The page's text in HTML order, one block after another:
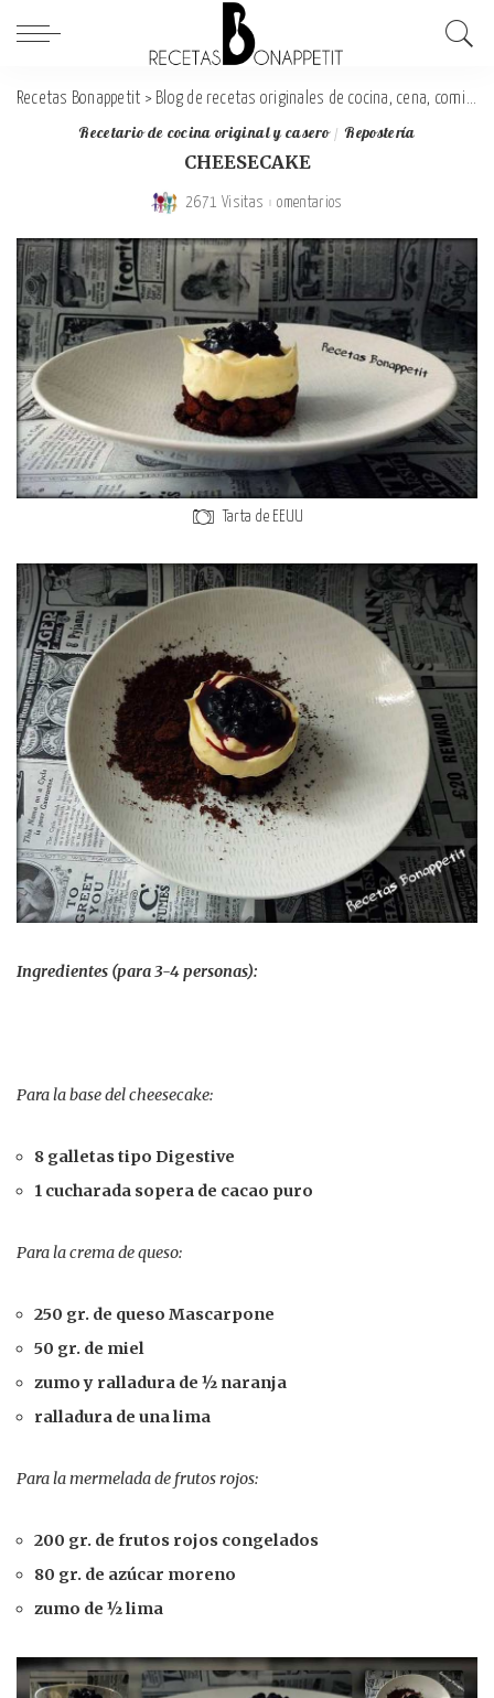
Recetas Bonappetit > Blog de recetas originales de cocina, cena, comida y desayuno
Recetario de cocina original y casero Repostería
CHEESECAKE
2671 Visitas omentarios
Tarta de EEUU
Ingredientes (para 3-4 personas):
Para la base del cheesecake:
8 galletas tipo Digestive
1 cucharada sopera de cacao puro
Para la crema de queso:
250 gr. de queso Mascarpone
50 gr. de miel
zumo y ralladura de ½ naranja
ralladura de una lima
Para la mermelada de frutos rojos:
200 gr. de frutos rojos congelados
80 gr. de azúcar moreno
zumo de ½ lima